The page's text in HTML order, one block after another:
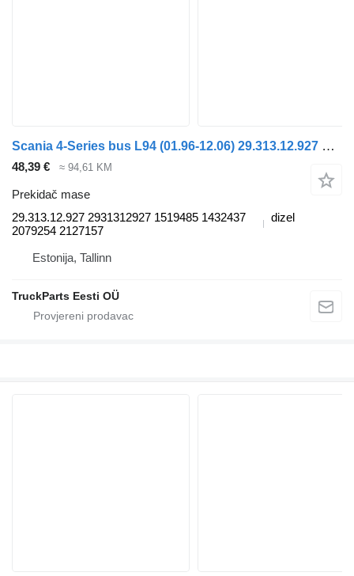
Scania 4-Series bus L94 (01.96-12.06) 29.313.12.927 prekidač mase za Scania 4-series bus (1995-2006) autobusa
48,39 € ≈ 94,61 KM
Prekidač mase
29.313.12.927 2931312927 1519485 1432437
2079254 2127157
dizel
Estonija, Tallinn
TruckParts Eesti OÜ